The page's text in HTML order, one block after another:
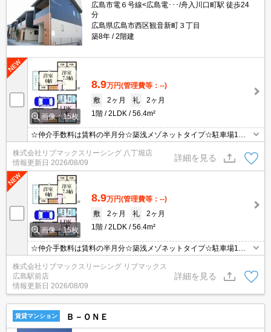
広島市電６号線<広島電･･･/舟入川口町駅 徒歩24
分
広島県広島市西区観音新町３丁目
築8年
2階建
画像：15枚
8.9万円(管理費等：--)
敷
2ヶ月 礼
2ヶ月
1階
2LDK 56.4m²
☆仲介手数料は賃料の半月分☆築浅メゾネットタイプ☆駐車場1台
込☆1階は3面採光の広々したリビング☆追い焚き機能など水回りの
設備充実☆2口コンロのシステムキッチンでお料理らくらく☆
株式会社リブマックスリーシング 八丁堀店
情報更新日 2026/08/09
詳細を見る
画像：15枚
8.9万円(管理費等：--)
敷
2ヶ月 礼
2ヶ月
1階
2LDK 56.4m²
☆仲介手数料は賃料の半月分☆築浅メゾネットタイプ☆駐車場1台
込☆1階は3面採光の広々したリビング☆追い焚き機能など水回りの
設備充実☆2口コンロのシステムキッチンでお料理らくらく☆
株式会社リブマックスリーシング リブマックス
広島駅前店
情報更新日 2026/08/09
詳細を見る
賃貸マンション Ｂ－ＯＮＥ